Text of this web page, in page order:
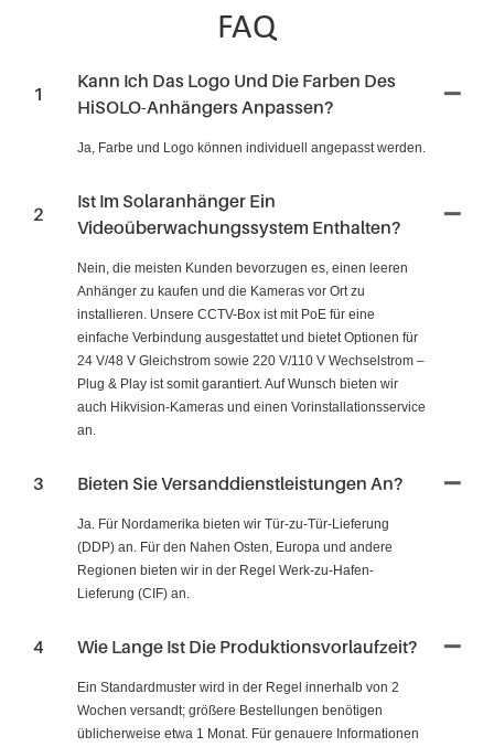
FAQ
1
Kann Ich Das Logo Und Die Farben Des
HiSOLO-Anhängers Anpassen?
Ja, Farbe und Logo können individuell angepasst werden.
2
Ist Im Solaranhänger Ein
Videoüberwachungssystem Enthalten?
Nein, die meisten Kunden bevorzugen es, einen leeren
Anhänger zu kaufen und die Kameras vor Ort zu
installieren. Unsere CCTV-Box ist mit PoE für eine
einfache Verbindung ausgestattet und bietet Optionen für
24 V/48 V Gleichstrom sowie 220 V/110 V Wechselstrom –
Plug & Play ist somit garantiert. Auf Wunsch bieten wir
auch Hikvision-Kameras und einen Vorinstallationsservice
an.
3 Bieten Sie Versanddienstleistungen An?
Ja. Für Nordamerika bieten wir Tür-zu-Tür-Lieferung
(DDP) an. Für den Nahen Osten, Europa und andere
Regionen bieten wir in der Regel Werk-zu-Hafen-
Lieferung (CIF) an.
4 Wie Lange Ist Die Produktionsvorlaufzeit?
Ein Standardmuster wird in der Regel innerhalb von 2
Wochen versandt; größere Bestellungen benötigen
üblicherweise etwa 1 Monat. Für genauere Informationen